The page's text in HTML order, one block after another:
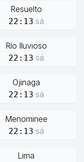
Resuelto
22:13 sá
Río lluvioso
22:13 sá
Ojinaga
22:13 sá
Menominee
22:13 sá
Lima